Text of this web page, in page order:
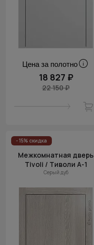
Цена за полотно
18 827 ₽
22 150 ₽
- 15% скидка
Межкомнатная дверь
Tivoli / Тиволи А-1
Серый дуб